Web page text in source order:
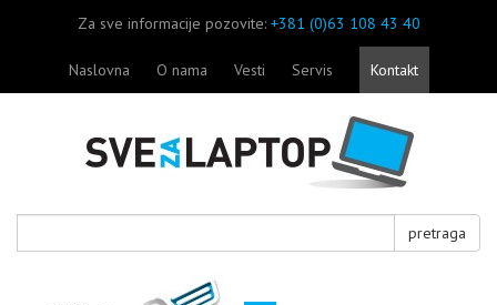
Za sve informacije pozovite: +381 (0)63 108 43 40
Naslovna O nama Vesti Servis Kontakt
pretraga